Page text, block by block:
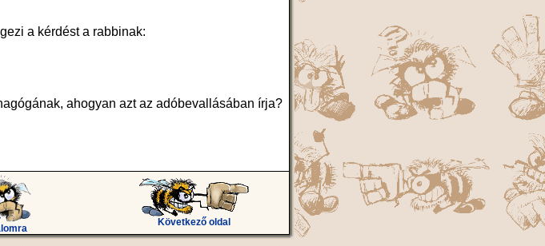
a kérdést a rabbinak:
ahogyan azt az adóbevallásában írja?
Következő oldal